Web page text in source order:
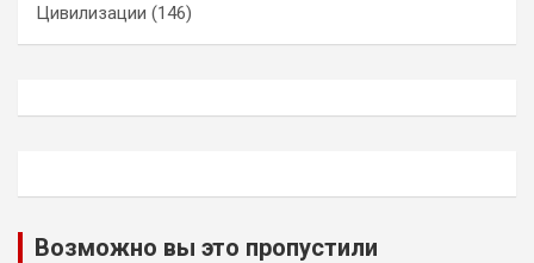
Цивилизации (146)
Возможно вы это пропустили